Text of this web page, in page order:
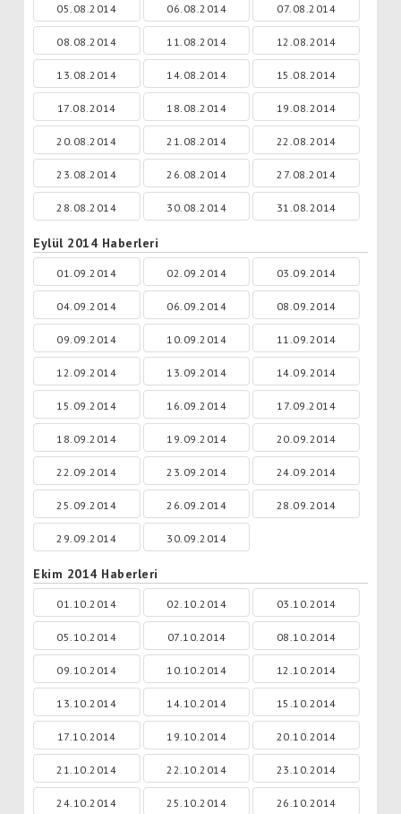
05.08.2014 06.08.2014 07.08.2014
08.08.2014 11.08.2014 12.08.2014
13.08.2014 14.08.2014 15.08.2014
17.08.2014 18.08.2014 19.08.2014
20.08.2014 21.08.2014 22.08.2014
23.08.2014 26.08.2014 27.08.2014
28.08.2014 30.08.2014 31.08.2014
Eylül 2014 Haberleri
01.09.2014 02.09.2014 03.09.2014
04.09.2014 06.09.2014 08.09.2014
09.09.2014 10.09.2014 11.09.2014
12.09.2014 13.09.2014 14.09.2014
15.09.2014 16.09.2014 17.09.2014
18.09.2014 19.09.2014 20.09.2014
22.09.2014 23.09.2014 24.09.2014
25.09.2014 26.09.2014 28.09.2014
29.09.2014 30.09.2014
Ekim 2014 Haberleri
01.10.2014 02.10.2014 03.10.2014
05.10.2014 07.10.2014 08.10.2014
09.10.2014 10.10.2014 12.10.2014
13.10.2014 14.10.2014 15.10.2014
17.10.2014 19.10.2014 20.10.2014
21.10.2014 22.10.2014 23.10.2014
24.10.2014 25.10.2014 26.10.2014